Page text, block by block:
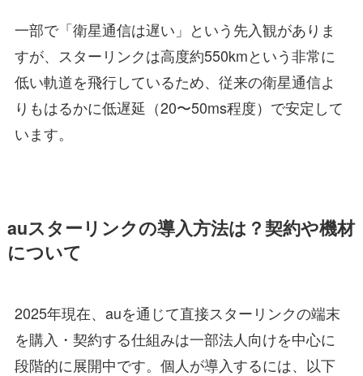
一部で「衛星通信は遅い」という先入観がありま
すが、スターリンクは高度約550kmという非常に
低い軌道を飛行しているため、従来の衛星通信よ
りもはるかに低遅延（20〜50ms程度）で安定して
います。
auスターリンクの導入方法は？契約や機材
について
2025年現在、auを通じて直接スターリンクの端末
を購入・契約する仕組みは一部法人向けを中心に
段階的に展開中です。個人が導入するには、以下